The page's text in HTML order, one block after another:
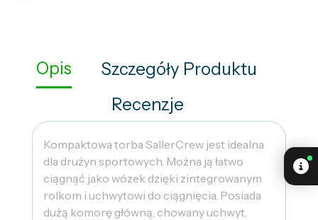
Opis
Szczegóły Produktu
Recenzje
Kompaktowa torba SallerCrew jest idealna
dla drużyn sportowych. Można ją łatwo
ciągnąć jako wózek dzięki zintegrowanym
rolkom i uchwytowi do ciągnięcia. Posiada
dużą komorę główną, chowany uchwyt,